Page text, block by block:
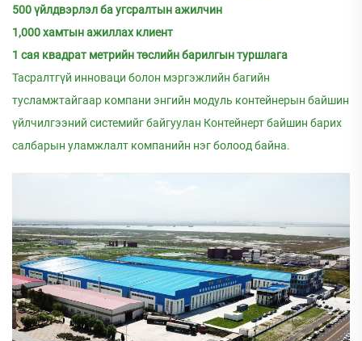
500 үйлдвэрлэл ба угсралтын ажилчин
1,000 хамтын ажиллах клиент
1 сая квадрат метрийн төслийн барилгын туршлага
Тасралтгүй инноваци болон мэргэжлийн багийн
тусламжтайгаар компани энгийн модуль контейнерын байшин
үйлчилгээний системийг байгуулан Контейнерт байшин барих
салбарын уламжлалт компанийн нэг болоод байна.